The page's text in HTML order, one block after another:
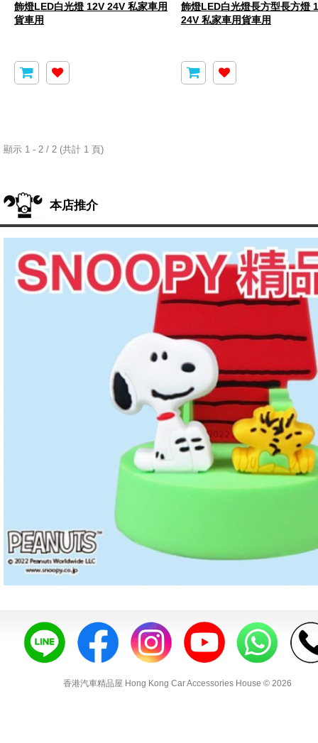
飾燈LED白光燈 12V 24V 私家車用
貨車用
飾燈LED白光燈長方型長方燈
24V 私家車用貨車用
顯示 1 - 2 / 2 (共計 1 頁)
本店推介
香港汽車精品屋 Hong Kong Car Accessories House © 2026